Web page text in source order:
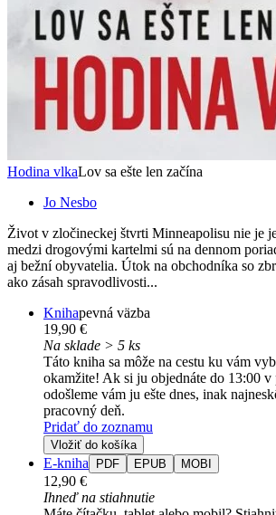
Hodina vlkaLov sa ešte len začína
Jo Nesbo
Život v zločineckej štvrti Minneapolisu nie je
medzi drogovými kartelmi sú na dennom
aj bežní obyvatelia. Útok na obchodníka so
ako zásah spravodlivosti...
Knihapevná väzba
19,90 €
Na sklade > 5 ks
Táto kniha sa môže na cestu ku vám
okamžite! Ak si ju objednáte do 13:00 v
odošleme vám ju ešte dnes, inak
pracovný deň.
Pridať do zoznamu
Vložiť do košíka
E-kniha PDF EPUB MOBI
12,90 €
Ihneď na stiahnutie